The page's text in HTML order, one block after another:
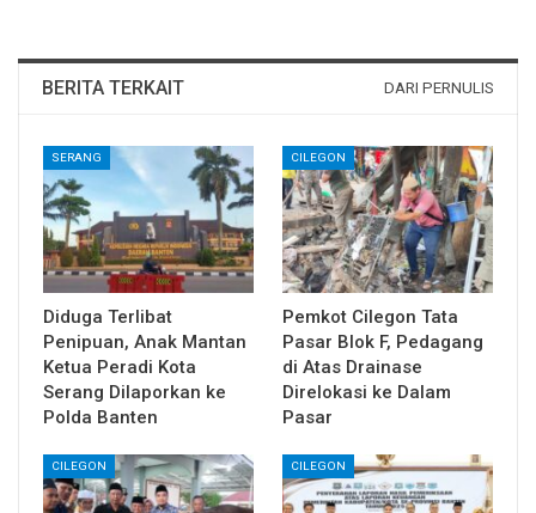
BERITA TERKAIT DARI PERNULIS
SERANG
Diduga Terlibat
Penipuan, Anak Mantan
Ketua Peradi Kota
Serang Dilaporkan ke
Polda Banten
CILEGON
Pemkot Cilegon Tata
Pasar Blok F, Pedagang
di Atas Drainase
Direlokasi ke Dalam
Pasar
CILEGON CILEGON